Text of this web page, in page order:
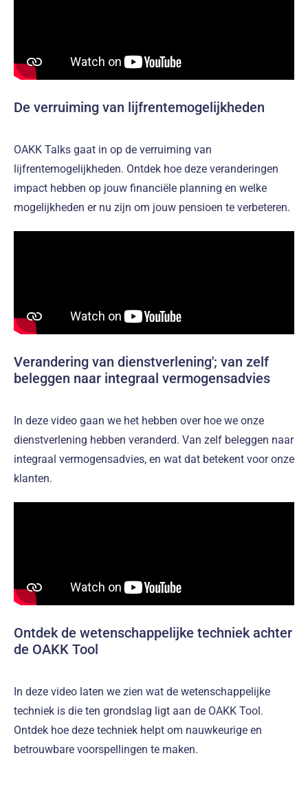
De verruiming van lijfrentemogelijkheden
OAKK Talks gaat in op de verruiming van
lijfrentemogelijkheden. Ontdek hoe deze veranderingen
impact hebben op jouw financiële planning en welke
mogelijkheden er nu zijn om jouw pensioen te verbeteren.
Verandering van dienstverlening'; van zelf
beleggen naar integraal vermogensadvies
In deze video gaan we het hebben over hoe we onze
dienstverlening hebben veranderd. Van zelf beleggen naar
integraal vermogensadvies, en wat dat betekent voor onze
klanten.
Ontdek de wetenschappelijke techniek achter
de OAKK Tool
In deze video laten we zien wat de wetenschappelijke
techniek is die ten grondslag ligt aan de OAKK Tool.
Ontdek hoe deze techniek helpt om nauwkeurige en
betrouwbare voorspellingen te maken.